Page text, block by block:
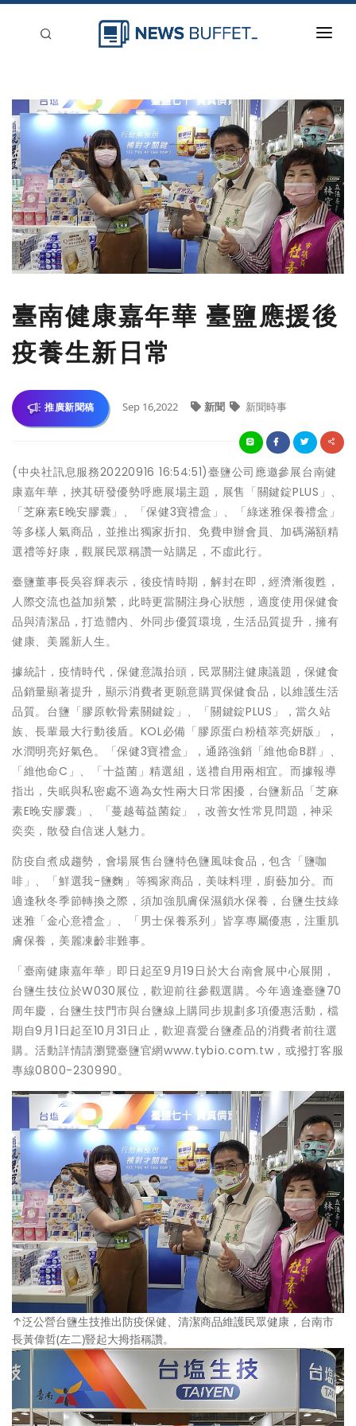
新聞稿分類
登入
刊登
臺南健康嘉年華 臺鹽應援後
疫養生新日常
推廣新聞稿 Sep 16,2022 新聞 新聞時事
(中央社訊息服務20220916 16:54:51)臺鹽公司應邀參展台南健
康嘉年華，挾其研發優勢呼應展場主題，展售「關鍵錠PLUS」、
「芝麻素E晚安膠囊」、「保健3寶禮盒」、「綠迷雅保養禮盒」
等多樣人氣商品，並推出獨家折扣、免費申辦會員、加碼滿額精
選禮等好康，觀展民眾稱讚一站購足，不虛此行。
臺鹽董事長吳容輝表示，後疫情時期，解封在即，經濟漸復甦，
人際交流也益加頻繁，此時更當關注身心狀態，適度使用保健食
品與清潔品，打造體內、外同步優質環境，生活品質提升，擁有
健康、美麗新人生。
據統計，疫情時代，保健意識抬頭，民眾關注健康議題，保健食
品銷量顯著提升，顯示消費者更願意購買保健食品，以維護生活
品質。台鹽「膠原軟骨素關鍵錠」、「關鍵錠PLUS」，當久站
族、長輩最大行動後盾。KOL必備「膠原蛋白粉植萃亮妍版」，
水潤明亮好氣色。「保健3寶禮盒」，通路強銷「維他命B群」、
「維他命C」、「十益菌」精選組，送禮自用兩相宜。而據報導
指出，失眠與私密處不適為女性兩大日常困擾，台鹽新品「芝麻
素E晚安膠囊」、「蔓越莓益菌錠」，改善女性常見問題，神采
奕奕，散發自信迷人魅力。
防疫自煮成趨勢，會場展售台鹽特色鹽風味食品，包含「鹽咖
啡」、「鮮選我-鹽麴」等獨家商品，美味料理，廚藝加分。而
適逢秋冬季節轉換之際，須加強肌膚保濕鎖水保養，台鹽生技綠
迷雅「金心意禮盒」、「男士保養系列」皆享專屬優惠，注重肌
膚保養，美麗凍齡非難事。
「臺南健康嘉年華」即日起至9月19日於大台南會展中心展開，
台鹽生技位於W030展位，歡迎前往參觀選購。今年適逢臺鹽70
周年慶，台鹽生技門市與台鹽線上購同步規劃多項優惠活動，檔
期自9月1日起至10月31日止，歡迎喜愛台鹽產品的消費者前往選
購。活動詳情請瀏覽臺鹽官網www.tybio.com.tw，或撥打客服
專線0800-230990。
↑泛公營台鹽生技推出防疫保健、清潔商品維護民眾健康，台南市
長黃偉哲(左二)豎起大拇指稱讚。